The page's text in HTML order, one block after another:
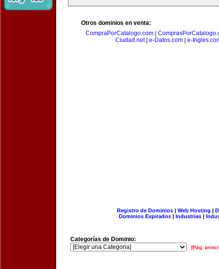
Otros dominios en venta:
CompraPorCatalogo.com|
Ciudad.net| e-Datos.com e-
Registro de Dominios| Web Hosting |
Dominios Expirados | Industrias |
Categorías de Dominio:
[Pág.